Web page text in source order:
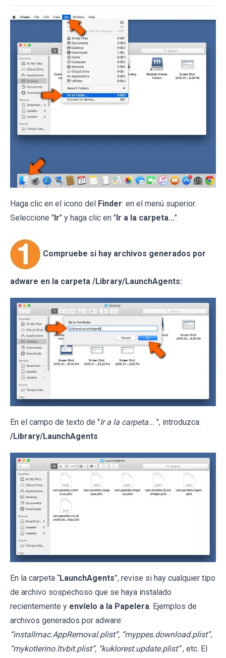
Haga clic en el icono del Finder: en el menú superior.
Seleccione "Ir" y haga clic en "Ir a la carpeta...".
Compruebe si hay archivos generados por
adware en la carpeta /Library/LaunchAgents:
En el campo de texto de "Ir a la carpeta... ", introduzca:
/Library/LaunchAgents
En la carpeta “LaunchAgents”, revise si hay cualquier tipo
de archivo sospechoso que se haya instalado
recientemente y envíelo a la Papelera. Ejemplos de
archivos generados por adware:
“installmac.AppRemoval.plist”, “myppes.download.plist”,
“mykotlerino.ltvbit.plist”, “kuklorest.update.plist” , etc. El